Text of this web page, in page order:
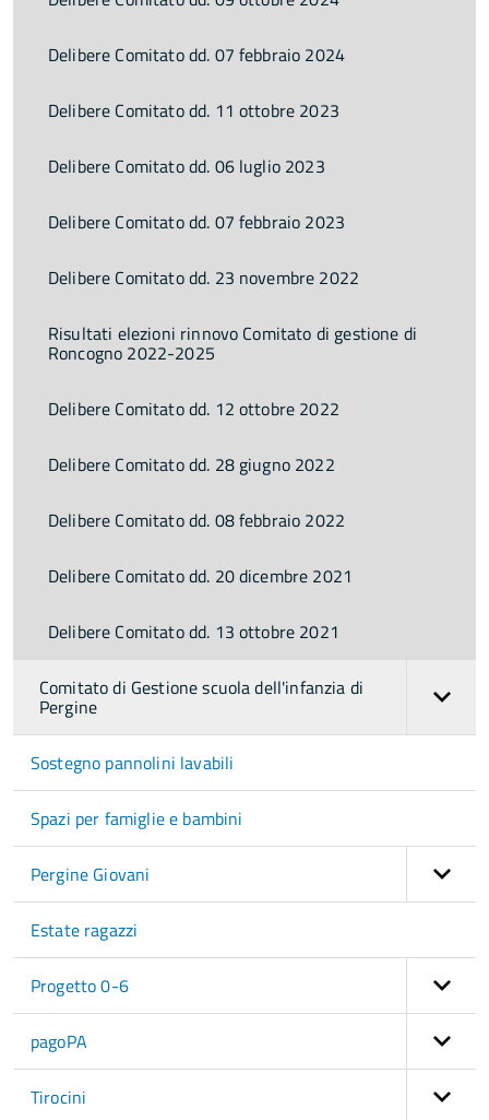
Delibere Comitato dd. 07 febbraio 2024
Delibere Comitato dd. 11 ottobre 2023
Delibere Comitato dd. 06 luglio 2023
Delibere Comitato dd. 07 febbraio 2023
Delibere Comitato dd. 23 novembre 2022
Risultati elezioni rinnovo Comitato di gestione di
Roncogno 2022-2025
Delibere Comitato dd. 12 ottobre 2022
Delibere Comitato dd. 28 giugno 2022
Delibere Comitato dd. 08 febbraio 2022
Delibere Comitato dd. 20 dicembre 2021
Delibere Comitato dd. 13 ottobre 2021
Comitato di Gestione scuola dell'infanzia di
Pergine
Sostegno pannolini lavabili
Spazi per famiglie e bambini
Pergine Giovani
Estate ragazzi
Progetto 0-6
pagoPA
Tirocini